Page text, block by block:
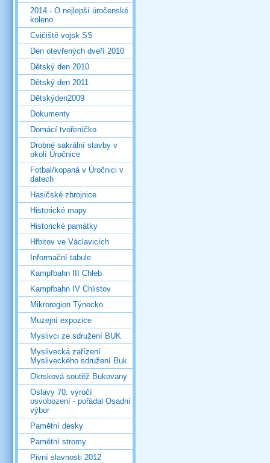
2014 - O nejlepší úročenské
koleno
Cvičiště vojsk SS
Den otevřených dveří 2010
Dětský den 2010
Dětský den 2011
Dětskýden2009
Dokumenty
Domácí tvořeníčko
Drobné sakrální stavby v
okolí Úročnice
Fotbal/kopaná v Úročnici v
datech
Hasičské zbrojnice
Historické mapy
Historické památky
Hřbitov ve Václavicích
Informační tabule
Kampfbahn III Chleb
Kampfbahn IV Chlistov
Mikroregion Týnecko
Muzejní expozice
Myslivci ze sdružení BUK
Myslivecká zařízení
Mysliveckého sdružení Buk
Okrsková soutěž Bukovany
Oslavy 70. výročí
osvobození - pořádal Osadní
výbor
Pamětní desky
Pamětní stromy
Pivní slavnosti 2012